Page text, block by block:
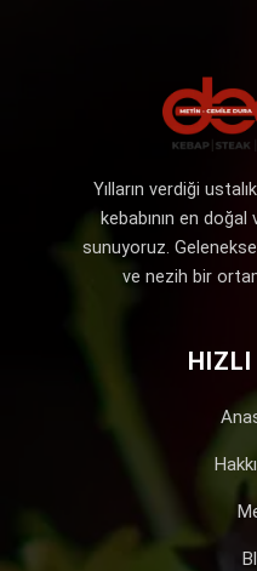
Yılların verdiği
kebabının en
sunuyoruz.
ve nezih bir
HIZLI